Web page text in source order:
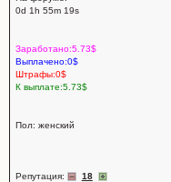
0d 1h 55m 19s
Заработано:5.73$
Выплачено:0$
Штрафы:0$
К выплате:5.73$
Пол: женский
Репутация: 18